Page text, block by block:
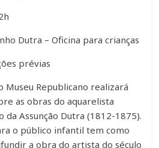
Dutra – Oficina para crianças
prévias
Museu Republicano realizará
as obras do aquarelista
da Assunção Dutra (1812-1875).
o público infantil tem como
a obra do artista do século